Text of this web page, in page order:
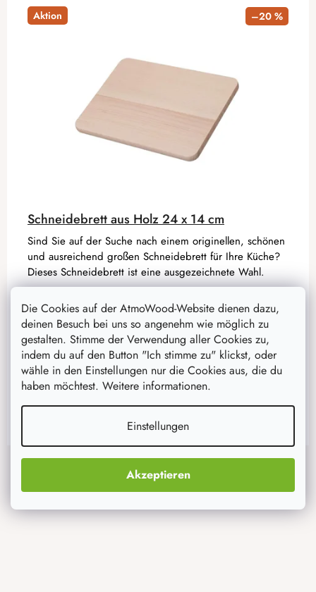
Die Cookies auf der AtmoWood-Website dienen dazu,
deinen Besuch bei uns so angenehm wie möglich zu
gestalten. Stimme der Verwendung aller Cookies zu,
indem du auf den Button "Ich stimme zu" klickst, oder
wähle in den Einstellungen nur die Cookies aus, die du
haben möchtest. Weitere informationen.
Einstellungen
Akzeptieren
Aktion –20 %
Schneidebrett aus Holz 24 x 14 cm
4,70 €
5,90 €
auf Lager 14 Stück
IN DEN WARENKORB
Sind Sie auf der Suche nach einem originellen, schönen
und ausreichend großen Schneidebrett für Ihre Küche?
Dieses Schneidebrett ist eine ausgezeichnete Wahl.
Instagram